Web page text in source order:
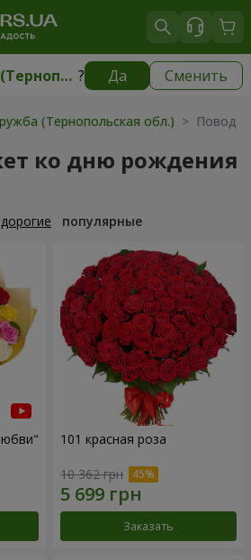
Дружба (Тернопольская обл.) ? Да Сменить
обл.) бесплатно
(Тернопольская обл.) > Повод
ко дню рождения
дорогие популярные
101 красная роза
10 362 грн
Заказать